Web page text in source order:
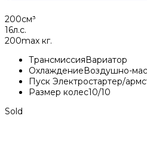
200см³
16л.с.
200max кг.
ТрансмиссияВариатор
ОхлаждениеВоздушно-
Пуск Электростартер/
Размер колес10/10
Sold